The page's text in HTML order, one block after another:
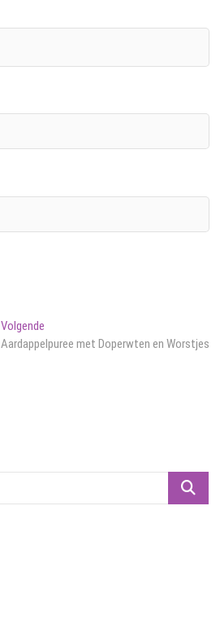
VolgendeVolgend
bericht:
Aardappelpuree met Doperwten en Worstjes
Zoeken